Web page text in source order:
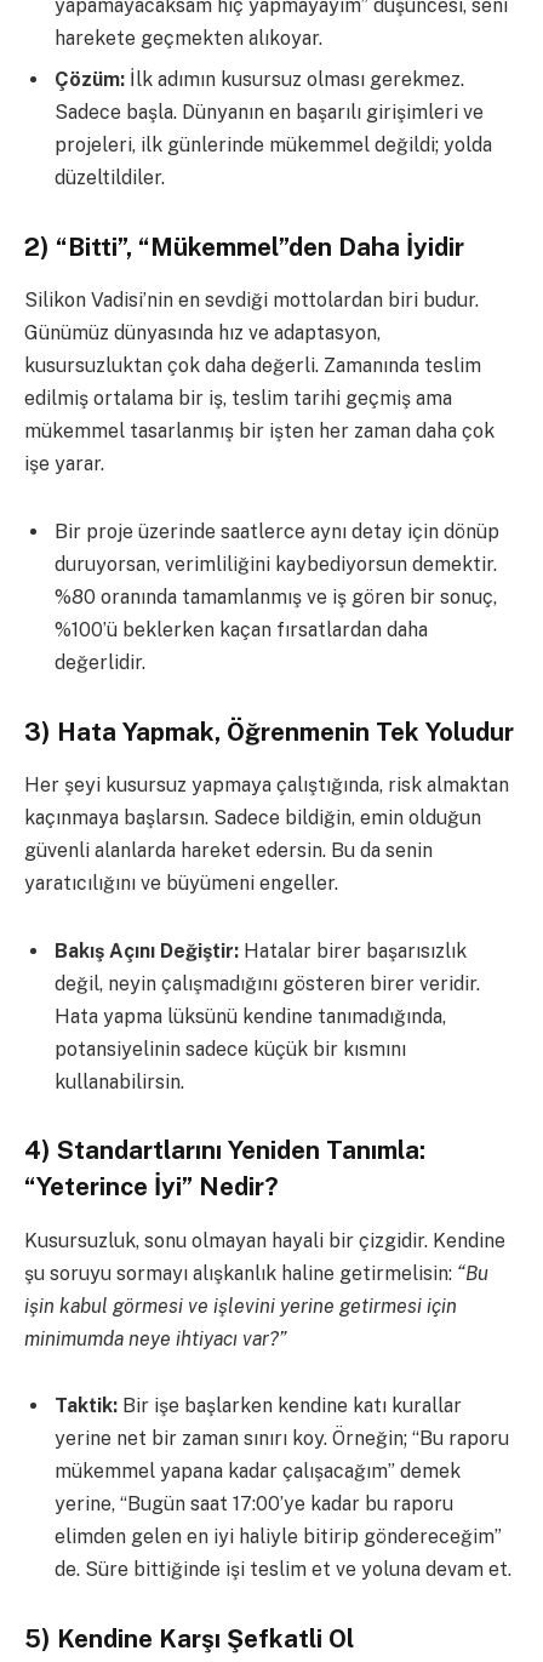
yapamayacaksam hiç yapmayayım” düşüncesi, seni
harekete geçmekten alıkoyar.
Çözüm: İlk adımın kusursuz olması gerekmez.
Sadece başla. Dünyanın en başarılı girişimleri ve
projeleri, ilk günlerinde mükemmel değildi; yolda
düzeltildiler.
2) “Bitti”, “Mükemmel”den Daha İyidir
Silikon Vadisi’nin en sevdiği mottolardan biri budur.
Günümüz dünyasında hız ve adaptasyon,
kusursuzluktan çok daha değerli. Zamanında teslim
edilmiş ortalama bir iş, teslim tarihi geçmiş ama
mükemmel tasarlanmış bir işten her zaman daha çok
işe yarar.
Bir proje üzerinde saatlerce aynı detay için dönüp
duruyorsan, verimliliğini kaybediyorsun demektir.
%80 oranında tamamlanmış ve iş gören bir sonuç,
%100’ü beklerken kaçan fırsatlardan daha
değerlidir.
3) Hata Yapmak, Öğrenmenin Tek Yoludur
Her şeyi kusursuz yapmaya çalıştığında, risk almaktan
kaçınmaya başlarsın. Sadece bildiğin, emin olduğun
güvenli alanlarda hareket edersin. Bu da senin
yaratıcılığını ve büyümeni engeller.
Bakış Açını Değiştir: Hatalar birer başarısızlık
değil, neyin çalışmadığını gösteren birer veridir.
Hata yapma lüksünü kendine tanımadığında,
potansiyelinin sadece küçük bir kısmını
kullanabilirsin.
4) Standartlarını Yeniden Tanımla:
“Yeterince İyi” Nedir?
Kusursuzluk, sonu olmayan hayali bir çizgidir. Kendine
şu soruyu sormayı alışkanlık haline getirmelisin: “Bu
işin kabul görmesi ve işlevini yerine getirmesi için
minimumda neye ihtiyacı var?”
Taktik: Bir işe başlarken kendine katı kurallar
yerine net bir zaman sınırı koy. Örneğin; “Bu raporu
mükemmel yapana kadar çalışacağım” demek
yerine, “Bugün saat 17:00’ye kadar bu raporu
elimden gelen en iyi haliyle bitirip göndereceğim”
de. Süre bittiğinde işi teslim et ve yoluna devam et.
5) Kendine Karşı Şefkatli Ol